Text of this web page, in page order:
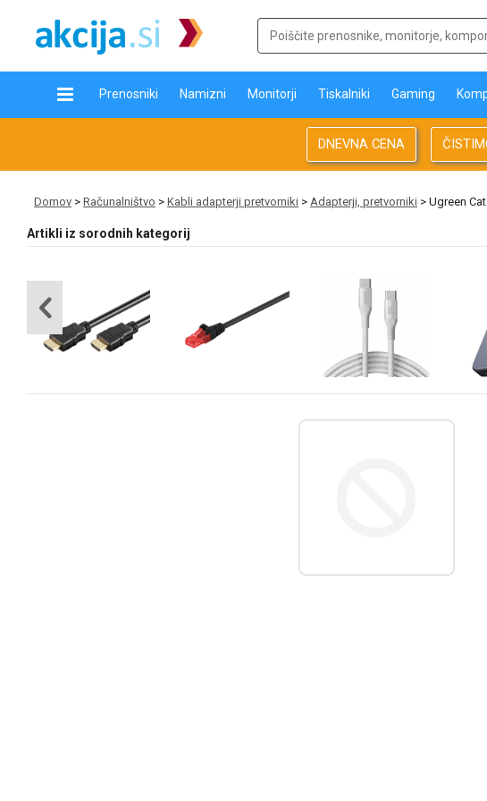
Prenosniki Namizni Monitorji Tiskalniki Gaming
DNEVNA CENA
Domov > Računalništvo > Kabli adapterji pretvorniki > Adapterji, pretvorniki > Ugreen
Artikli iz sorodnih kategorij